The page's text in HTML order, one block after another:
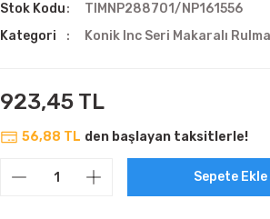
Stok Kodu
TIMNP288701/NP161556
Kategori
Konik Inc Seri Makaralı
923,45 TL
56,88 TL den başlayan taksitlerle!
Sepete Ekle